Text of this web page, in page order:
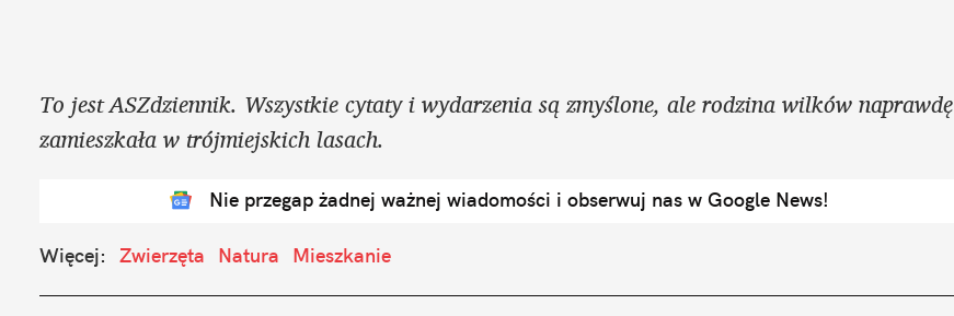
To jest ASZdziennik. Wszystkie cytaty i wydarzenia są zmyślone, ale rodzina wilków naprawdę
zamieszkała w trójmiejskich lasach.
Nie przegap żadnej ważnej wiadomości i obserwuj nas w Google News!
Więcej: Zwierzęta Natura Mieszkanie